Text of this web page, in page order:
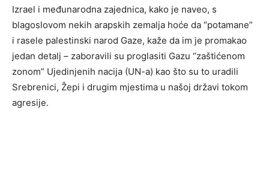
Izrael i međunarodna zajednica, kako je naveo, s
blagoslovom nekih arapskih zemalja hoće da “potamane”
i rasele palestinski narod Gaze, kaže da im je promakao
jedan detalj – zaboravili su proglasiti Gazu “zaštićenom
zonom” Ujedinjenih nacija (UN-a) kao što su to uradili
Srebrenici, Žepi i drugim mjestima u našoj državi tokom
agresije.